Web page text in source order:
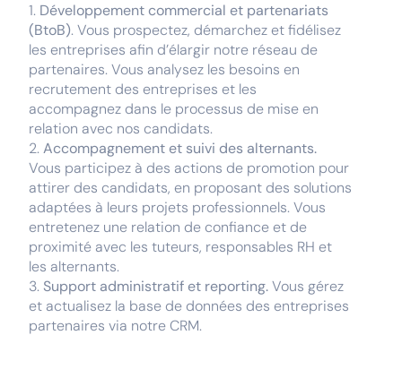
Développement commercial et partenariats
(BtoB). Vous prospectez, démarchez et fidélisez
les entreprises afin d’élargir notre réseau de
partenaires. Vous analysez les besoins en
recrutement des entreprises et les
accompagnez dans le processus de mise en
relation avec nos candidats.
Accompagnement et suivi des alternants.
Vous participez à des actions de promotion pour
attirer des candidats, en proposant des solutions
adaptées à leurs projets professionnels. Vous
entretenez une relation de confiance et de
proximité avec les tuteurs, responsables RH et
les alternants.
Support administratif et reporting.Vous gérez
et actualisez la base de données des entreprises
partenaires via notre CRM.